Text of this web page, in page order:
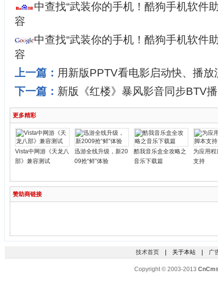
中查找“武装你的手机！酷狗手机软件
容
中查找“武装你的手机！酷狗手机软件
容
上一篇： 用新版PPTV看电影启动快、播放
下一篇： 新版《红楼》暴风影音同步BTV
更多精彩
Vista中网游《天龙八
部》兼容测试
迅游全线升级，新20
09抢“鲜”体验
酷我音乐盒全攻略之
音乐下载篇
为应用
支持
赞助商链接
技术首页| 关于本站 | 广
Copyright © 2003-2013